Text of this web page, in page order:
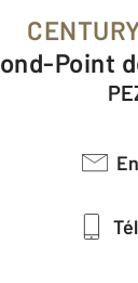
Rond-Point